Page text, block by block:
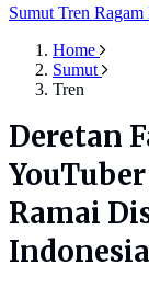
Sumut Tren Ragam
Home
Sumut
Tren
Deretan
Ramai
Indonesia